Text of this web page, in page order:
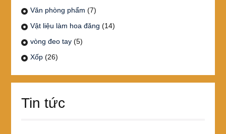
Văn phòng phẩm (7)
Vật liệu làm hoa đăng (14)
vòng đeo tay (5)
Xốp (26)
Tin tức